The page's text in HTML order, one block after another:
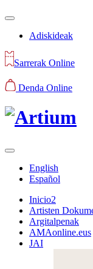
Adiskideak
Sarrerak Online
Denda Online
English
Español
Inicio2
Artisten
Argitalpenak
AMAonline.eus
JAI